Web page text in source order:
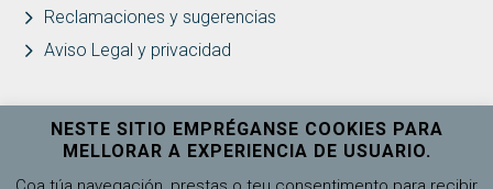
Reclamaciones y sugerencias
Aviso Legal y privacidad
NESTE SITIO EMPRÉGANSE COOKIES PARA
MELLORAR A EXPERIENCIA DE USUARIO.